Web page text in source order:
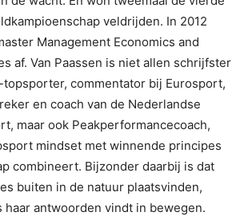
veldrijden. In 2012
Management Economics and
af. Van Paassen is niet allen schrijfster
commentator bij Eurosport,
en coach van de Nederlandse
maar ook Peakperformancecoach,
mindset met winnende principes
combineert. Bijzonder daarbij is dat
buiten in de natuur plaatsvinden,
haar antwoorden vindt in bewegen.